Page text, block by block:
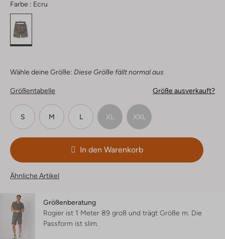
Farbe : Ecru
Wähle deine Größe: Diese Größe fällt normal aus
Größentabelle Größe ausverkauft?
S M L XL XXL
In den Warenkorb
Ähnliche Artikel
Größenberatung
Rogier ist 1 Meter 89 groß und trägt Größe m. Die
Passform ist slim